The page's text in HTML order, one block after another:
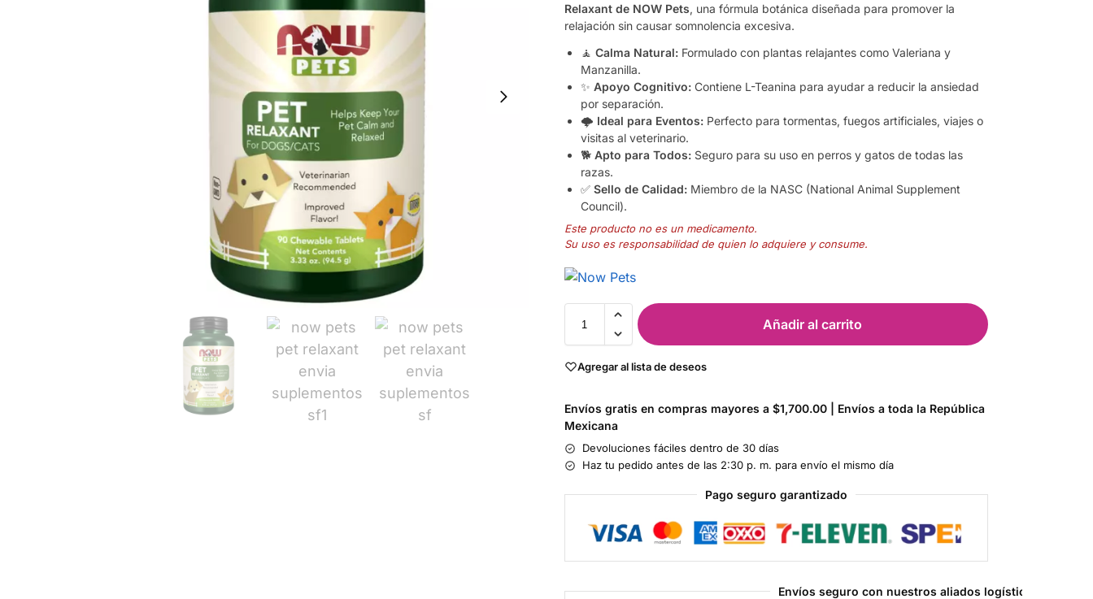
Relaxant de NOW Pets, una fórmula botánica diseñada para promover la
relajación sin causar somnolencia excesiva.
🧘 Calma Natural:Formulado con plantas relajantes como Valeriana y
Manzanilla.
✨ Apoyo Cognitivo:Contiene L-Teanina para ayudar a reducir la ansiedad
por separación.
🌩️ Ideal para Eventos:Perfecto para tormentas, fuegos artificiales, viajes o
visitas al veterinario.
🐕 Apto para Todos:Seguro para su uso en perros y gatos de todas las
razas.
✅ Sello de Calidad:Miembro de la NASC (National Animal Supplement
Council).
Este producto no es un medicamento.
Su uso es responsabilidad de quien lo adquiere y consume.
Añadir al carrito
Agregar al lista de deseos
Envíos gratis en compras mayores a $1,700.00 | Envíos a toda la República
Mexicana
Devoluciones fáciles dentro de 30 días
Haz tu pedido antes de las 2:30 p. m. para envío el mismo día
Pago seguro garantizado
Envíos seguro con nuestros aliados logísticos